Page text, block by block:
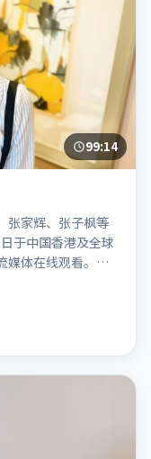
99:14
张家辉、张子枫等
于中国香港及全球
媒体在线观看。剧
喜欢热血追缉与
」「顾长卫」
09上映」等关键